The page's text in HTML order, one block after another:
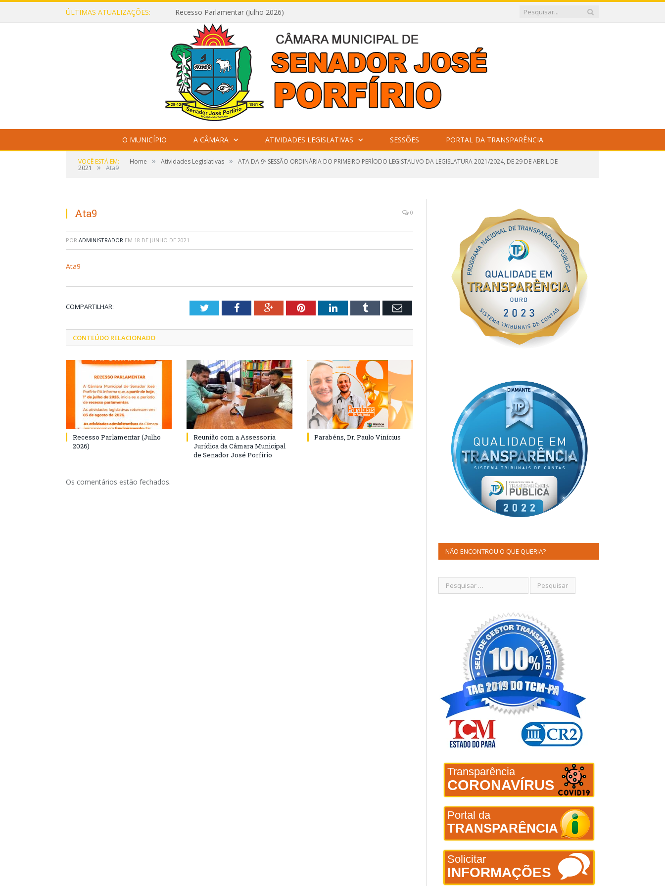
ÚLTIMAS ATUALIZAÇÕES: Recesso Parlamentar (Julho 2026)
O MUNICÍPIO A CÂMARA ATIVIDADES LEGISLATIVAS SESSÕES PORTAL DA TRANSPARÊNCIA
VOCÊ ESTÁ EM: Home » Atividades Legislativas » ATA DA 9º SESSÃO ORDINÁRIA DO PRIMEIRO PERÍODO LEGISTALIVO DA LEGISLATURA 2021/2024, DE 29 DE ABRIL DE
2021 » Ata9
Ata9 0
POR ADMINISTRADOR EM 18 DE JUNHO DE 2021
Ata9
COMPARTILHAR: TwitterFacebookGoogle+PinterestLinkedInTumblr Email
CONTEÚDO RELACIONADO
Recesso Parlamentar (Julho
2026)
Reunião com a Assessoria
Jurídica da Câmara Municipal
de Senador José Porfírio
Parabéns, Dr. Paulo Vinícius
Os comentários estão fechados.
NÃO ENCONTROU O QUE QUERIA?
Transparência
CORONAVÍRUS
Portal da
TRANSPARÊNCIA
Solicitar
INFORMAÇÕES